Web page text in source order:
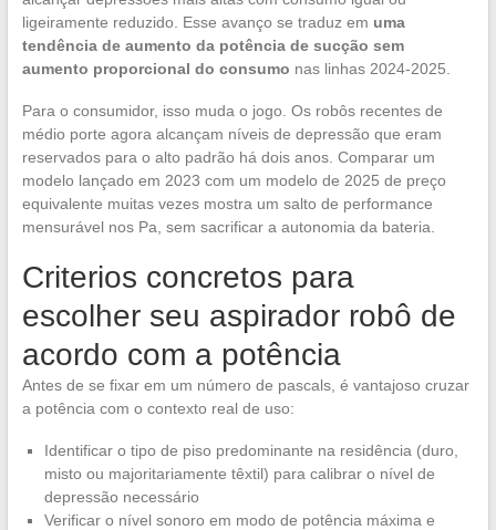
ligeiramente reduzido. Esse avanço se traduz em uma
tendência de aumento da potência de sucção sem
aumento proporcional do consumo nas linhas 2024-2025.
Para o consumidor, isso muda o jogo. Os robôs recentes de
médio porte agora alcançam níveis de depressão que eram
reservados para o alto padrão há dois anos. Comparar um
modelo lançado em 2023 com um modelo de 2025 de preço
equivalente muitas vezes mostra um salto de performance
mensurável nos Pa, sem sacrificar a autonomia da bateria.
Criterios concretos para
escolher seu aspirador robô de
acordo com a potência
Antes de se fixar em um número de pascals, é vantajoso cruzar
a potência com o contexto real de uso:
Identificar o tipo de piso predominante na residência (duro,
misto ou majoritariamente têxtil) para calibrar o nível de
depressão necessário
Verificar o nível sonoro em modo de potência máxima e